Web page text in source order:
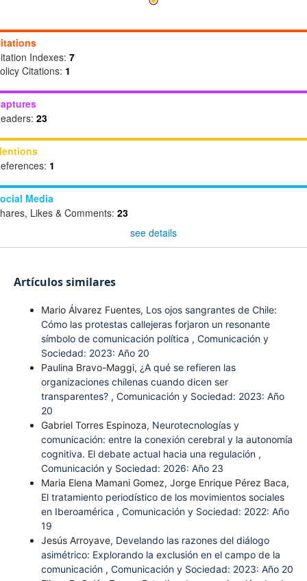
Indexes: 7
Citations: 1
23
1
Media
Likes & Comments: 23
see details
Artículos similares
Mario Álvarez Fuentes, Los ojos sangrantes de Chile:
Cómo las protestas callejeras forjaron un resonante
símbolo de comunicación política , Comunicación y
Sociedad: 2023: Año 20
Paulina Bravo-Maggi, ¿A qué se refieren las
organizaciones chilenas cuando dicen ser
transparentes? , Comunicación y Sociedad: 2023: Año
20
Gabriel Torres Espinoza, Neurotecnologías y
comunicación: entre la conexión cerebral y la autonomía
cognitiva. El debate actual hacia una regulación ,
Comunicación y Sociedad: 2026: Año 23
Maria Elena Mamani Gomez, Jorge Enrique Pérez Baca,
El tratamiento periodístico de los movimientos sociales
en Iberoamérica , Comunicación y Sociedad: 2022: Año
19
Jesús Arroyave, Develando las razones del diálogo
asimétrico: Explorando la exclusión en el campo de la
comunicación , Comunicación y Sociedad: 2023: Año 20